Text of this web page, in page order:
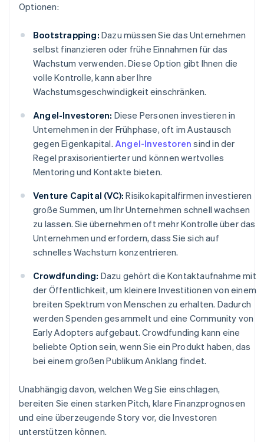
Optionen:
Bootstrapping: Dazu müssen Sie das Unternehmen
selbst finanzieren oder frühe Einnahmen für das
Wachstum verwenden. Diese Option gibt Ihnen die
volle Kontrolle, kann aber Ihre
Wachstumsgeschwindigkeit einschränken.
Angel-Investoren: Diese Personen investieren in
Unternehmen in der Frühphase, oft im Austausch
gegen Eigenkapital. Angel-Investoren sind in der
Regel praxisorientierter und können wertvolles
Mentoring und Kontakte bieten.
Venture Capital (VC): Risikokapitalfirmen investieren
große Summen, um Ihr Unternehmen schnell wachsen
zu lassen. Sie übernehmen oft mehr Kontrolle über das
Unternehmen und erfordern, dass Sie sich auf
schnelles Wachstum konzentrieren.
Crowdfunding: Dazu gehört die Kontaktaufnahme mit
der Öffentlichkeit, um kleinere Investitionen von einem
breiten Spektrum von Menschen zu erhalten. Dadurch
werden Spenden gesammelt und eine Community von
Early Adopters aufgebaut. Crowdfunding kann eine
beliebte Option sein, wenn Sie ein Produkt haben, das
bei einem großen Publikum Anklang findet.
Unabhängig davon, welchen Weg Sie einschlagen,
bereiten Sie einen starken Pitch, klare Finanzprognosen
und eine überzeugende Story vor, die Investoren
unterstützen können.